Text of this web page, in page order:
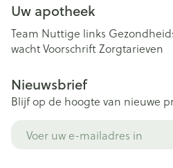
Uw apotheek
Team Nuttige links
wachtVoorschriftZorgtarieven
Nieuwsbrief
Blijf op de hoogte van nieuwe